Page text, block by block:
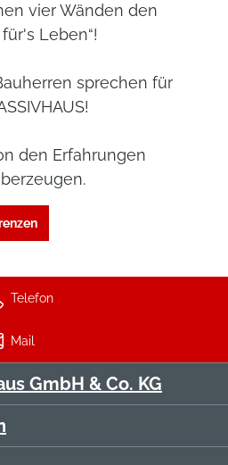
vier Wänden den
Leben“!
sprechen für
den Erfahrungen
Telefon
Mail
GmbH & Co. KG